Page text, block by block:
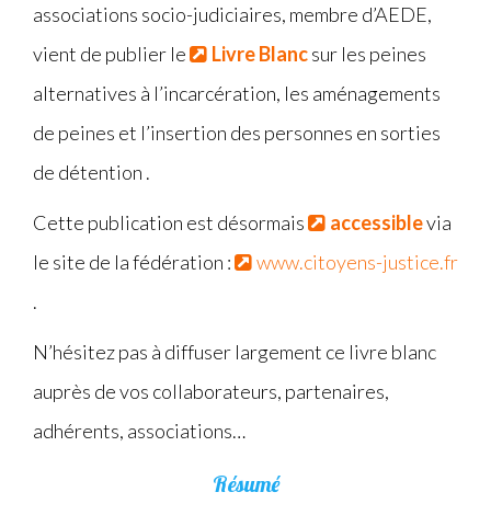
associations socio-judiciaires, membre d’AEDE,
vient de publier le
Livre Blancsur les peines
alternatives à l’incarcération, les aménagements
de peines et l’insertion des personnes en sorties
de détention .
Cette publication est désormais accessiblevia
le site de la fédération :
www.citoyens-justice.fr
.
N’hésitez pas à diffuser largement ce livre blanc
auprès de vos collaborateurs, partenaires,
adhérents, associations…
Résumé